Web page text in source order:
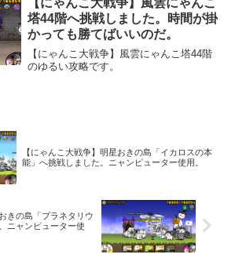
いときは、一度クリアしたら「トレジャ
ーレーダー」を使って再戦が良いです
ね。
【にゃんこ大戦争】風雲にゃんこ
塔44階へ挑戦しました。時間が掛
かっても勝てばいいのだ。
【にゃんこ大戦争】風雲にゃんこ塔44階
のゆるい攻略です。
【にゃんこ大戦争】明星おきの島「イカロスの本
能」へ挑戦しました。ニャンピューター使用。
きの島「プラネタリウ
ニャンピューター使